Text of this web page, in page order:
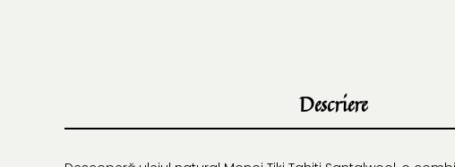
Descriere